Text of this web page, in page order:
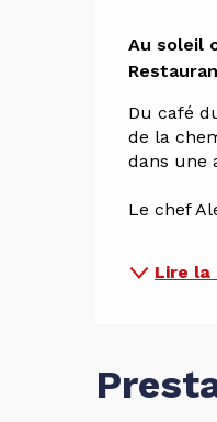
Au soleil
Du café
de la
dans une
Le chef
Lire la